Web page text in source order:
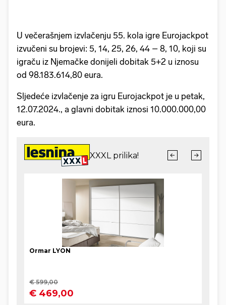
U večerašnjem izvlačenju 55. kola igre Eurojackpot
izvučeni su brojevi: 5, 14, 25, 26, 44 – 8, 10, koji su
igraču iz Njemačke donijeli dobitak 5+2 u iznosu
od 98.183.614,80 eura.
Sljedeće izvlačenje za igru Eurojackpot je u petak,
12.07.2024., a glavni dobitak iznosi 10.000.000,00
eura.